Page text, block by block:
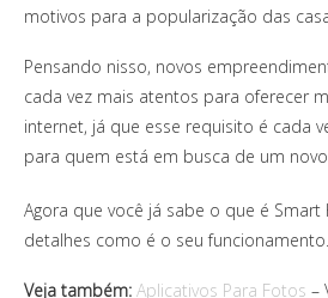
motivos para a popularização das
Pensando nisso, novos
cada vez mais atentos para oferecer
internet, já que esse requisito é cada
para quem está em busca de um
Agora que você já sabe o que é Smart
detalhes como é o seu funcionamento.
Veja também: Aplicativos Para Fotos –